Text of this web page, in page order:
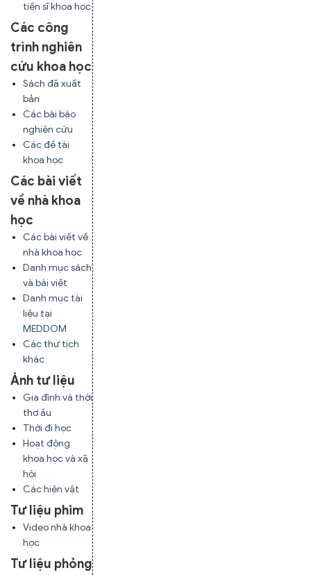
tiến sĩ khoa học
Các công
trình nghiên
cứu khoa học
Sách đã xuất
bản
Các bài báo
nghiên cứu
Các đề tài
khoa học
Các bài viết
về nhà khoa
học
Các bài viết về
nhà khoa học
Danh mục sách
và bài viết
Danh mục tài
liệu tại
MEDDOM
Các thư tịch
khác
Ảnh tư liệu
Gia đình và thời
thơ ấu
Thời đi học
Hoạt động
khoa học và xã
hội
Các hiện vật
Tư liệu phim
Video nhà khoa
học
Tư liệu phỏng